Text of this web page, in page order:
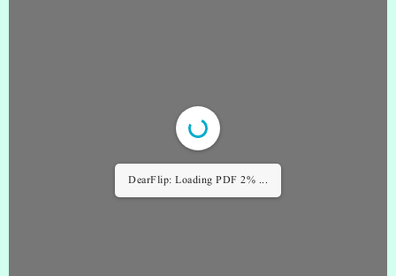
DearFlip: Loading PDF 2% ...